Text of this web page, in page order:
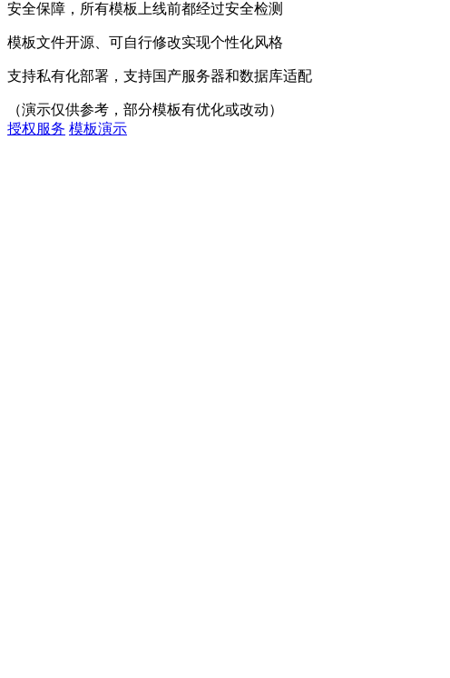
安全保障，所有模板上线前都经过安全检测
模板文件开源、可自行修改实现个性化风格
支持私有化部署，支持国产服务器和数据库适配
（演示仅供参考，部分模板有优化或改动）
授权服务 模板演示